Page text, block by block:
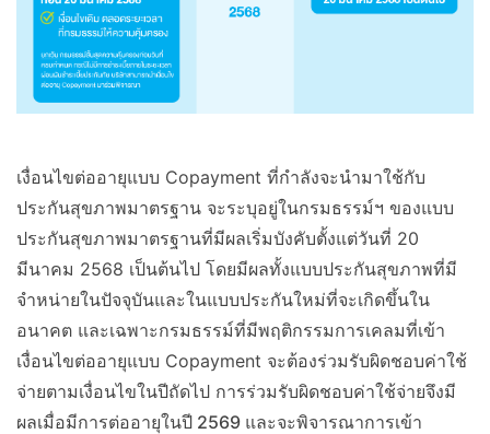
เงื่อนไขต่ออายุแบบ Copayment ที่กำลังจะนำมาใช้กับ
ประกันสุขภาพมาตรฐาน จะระบุอยู่ในกรมธรรม์ฯ ของแบบ
ประกันสุขภาพมาตรฐานที่มีผลเริ่มบังคับตั้งแต่วันที่ 20
มีนาคม 2568 เป็นต้นไป โดยมีผลทั้งแบบประกันสุขภาพที่มี
จำหน่ายในปัจจุบันและในแบบประกันใหม่ที่จะเกิดขึ้นใน
อนาคต และเฉพาะกรมธรรม์ที่มีพฤติกรรมการเคลมที่เข้า
เงื่อนไขต่ออายุแบบ Copayment จะต้องร่วมรับผิดชอบค่าใช้
จ่ายตามเงื่อนไขในปีถัดไป การร่วมรับผิดชอบค่าใช้จ่ายจึงมี
ผลเมื่อมีการต่ออายุในปี 2569 และจะพิจารณาการเข้า